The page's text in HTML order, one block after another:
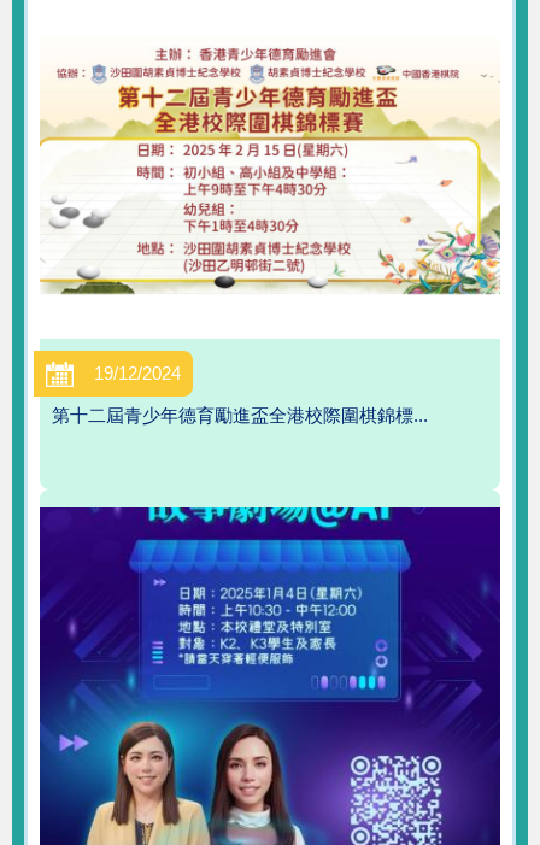
19/12/2024
第十二屆青少年德育勵進盃全港校際圍棋錦標...